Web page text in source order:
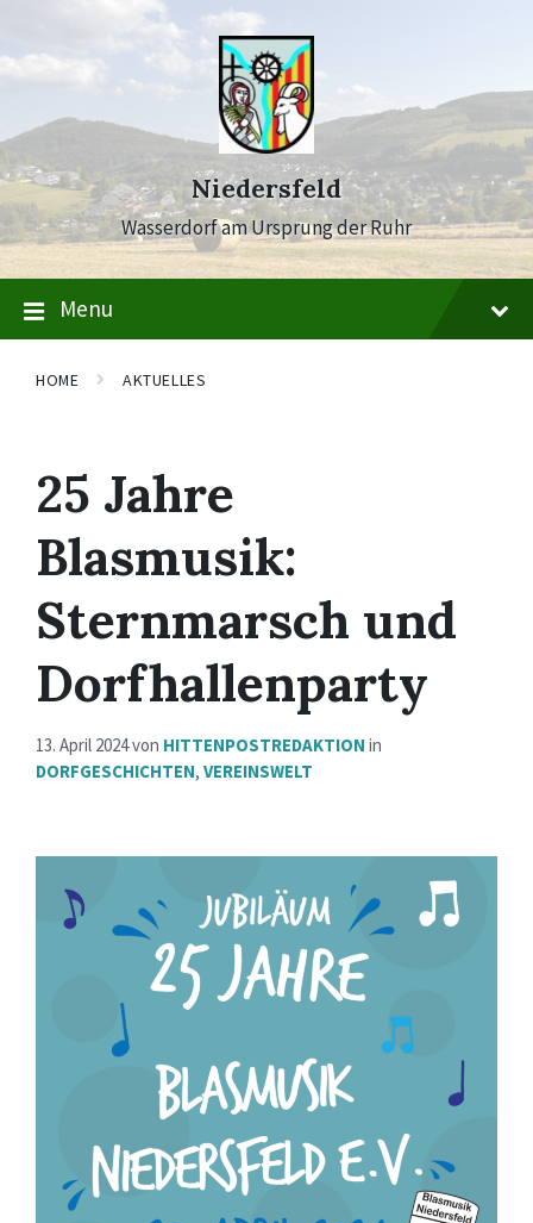
content
main
navigation
footer
Niedersfeld
Wasserdorf am Ursprung der Ruhr
Menu
HOME AKTUELLES
25 Jahre
Blasmusik:
Sternmarsch und
Dorfhallenparty
13. April 2024von HITTENPOSTREDAKTION in
DORFGESCHICHTEN, VEREINSWELT